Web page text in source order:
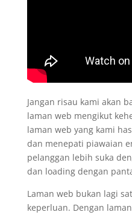
Jangan risau kami akan
laman web mengikut
laman web yang kami
dan menepati piawaian
pelanggan lebih suka
dan loading dengan
Laman web bukan lagi
keperluan. Dengan